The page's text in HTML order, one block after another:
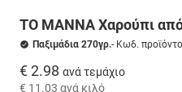
ΤΟ ΜΑΝΝΑ Χαρούπι
Παξιμάδια 270γρ.- Κωδ.
€ 2.98 ανά τεμάχιο
€ 11.03 ανά κιλό